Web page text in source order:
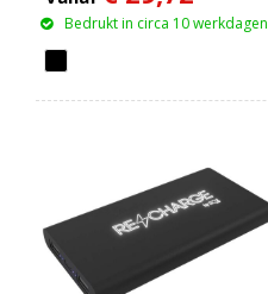
Bedrukt in circa 10 werkdagen